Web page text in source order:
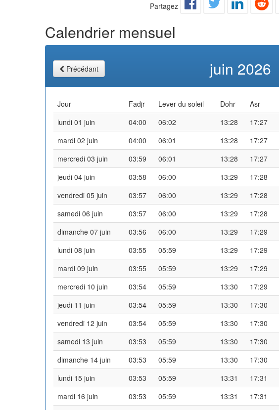
Partagez
Calendrier mensuel
Précédant juin 2026
Jour Fadjr Lever du soleil Dohr Asr
lundi 01 juin
04:00 06:02 13:28 17:27
mardi 02 juin
04:00 06:01 13:28 17:27
mercredi 03 juin
03:59 06:01 13:28 17:27
jeudi 04 juin
03:58 06:00 13:29 17:28
vendredi 05 juin
03:57 06:00 13:29 17:28
samedi 06 juin
03:57 06:00 13:29 17:28
dimanche 07 juin
03:56 06:00 13:29 17:29
lundi 08 juin
03:55 05:59 13:29 17:29
mardi 09 juin
03:55 05:59 13:29 17:29
mercredi 10 juin
03:54 05:59 13:30 17:29
jeudi 11 juin
03:54 05:59 13:30 17:30
vendredi 12 juin
03:54 05:59 13:30 17:30
samedi 13 juin
03:53 05:59 13:30 17:30
dimanche 14 juin
03:53 05:59 13:30 17:30
lundi 15 juin
03:53 05:59 13:31 17:31
mardi 16 juin
03:53 05:59 13:31 17:31